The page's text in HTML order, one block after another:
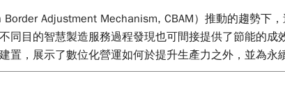
Adjustment Mechanism, CBAM）推動的趨勢下
目的智慧製造服務過程發現也可間接提供了節能的成
，展示了數位化營運如何於提升生產力之外，並為永